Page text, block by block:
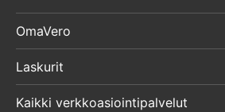
OmaVero
Laskurit
Kaikki verkkoasiointipalvelut